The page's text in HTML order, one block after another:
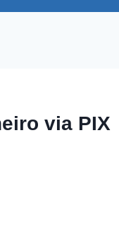
via PIX